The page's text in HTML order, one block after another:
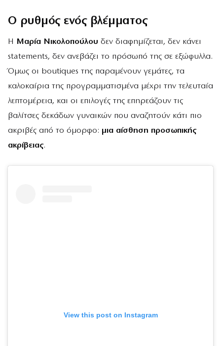
Ο ρυθμός ενός βλέμματος
Η Μαρία Νικολοπούλου δεν διαφημίζεται, δεν κάνει
statements, δεν ανεβάζει το πρόσωπό της σε εξώφυλλα.
Όμως οι boutiques της παραμένουν γεμάτες, τα
καλοκαίρια της προγραμματισμένα μέχρι την τελευταία
λεπτομέρεια, και οι επιλογές της επηρεάζουν τις
βαλίτσες δεκάδων γυναικών που αναζητούν κάτι πιο
ακριβές από το όμορφο: μια αίσθηση προσωπικής
ακρίβειας.
View this post on Instagram